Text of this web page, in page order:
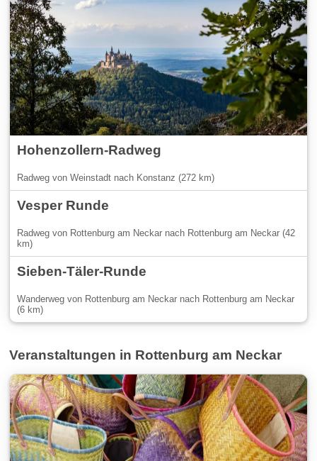
Hohenzollern-Radweg
Radweg von Weinstadt nach Konstanz (272 km)
Vesper Runde
Radweg von Rottenburg am Neckar nach Rottenburg am Neckar (42
km)
Sieben-Täler-Runde
Wanderweg von Rottenburg am Neckar nach Rottenburg am Neckar
(6 km)
Veranstaltungen in Rottenburg am Neckar